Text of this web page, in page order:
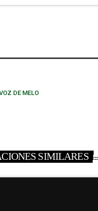
DE MELO
SIMILARES